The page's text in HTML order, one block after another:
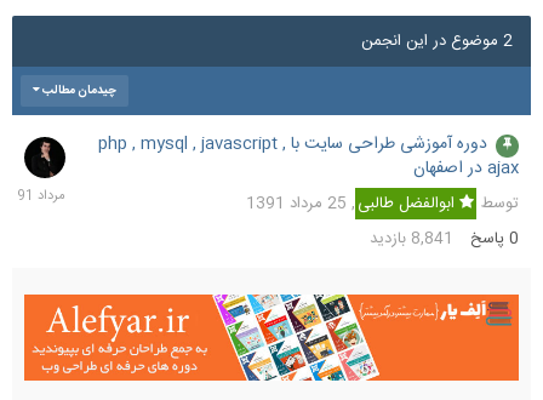
2 موضوع در این انجمن
چیدمان مطالب
دوره آموزشی طراحی سایت با php , mysql , javascript ,
ajax در اصفهان
توسط ابوالفضل طالبی, 25 مرداد 1391
0 پاسخ 8,841 بازدید